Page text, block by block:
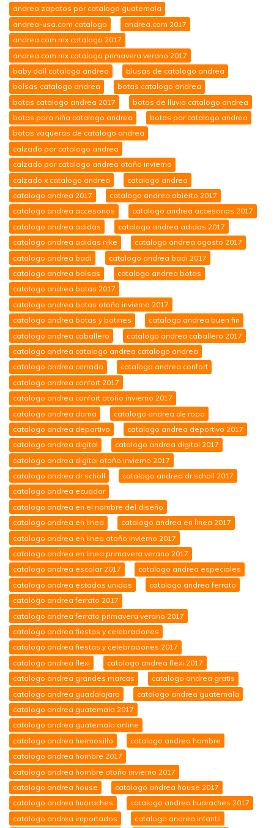
andrea zapatos por catalogo guatemala
andrea-usa.com catalogo
andrea.com 2017
andrea.com.mx catalogo 2017
andrea.com.mx catalogo primavera verano 2017
baby doll catalogo andrea
blusas de catalogo andrea
bolsas catalogo andrea
botas catalogo andrea
botas catalogo andrea 2017
botas de lluvia catalogo andrea
botas para niña catalogo andrea
botas por catalogo andrea
botas vaqueras de catalogo andrea
calzado por catalogo andrea
calzado por catalogo andrea otoño invierno
calzado x catalogo andrea
catalogo andrea
catalogo andrea 2017
catalogo andrea abierto 2017
catalogo andrea accesorios
catalogo andrea accesorios 2017
catalogo andrea adidas
catalogo andrea adidas 2017
catalogo andrea adidas nike
catalogo andrea agosto 2017
catalogo andrea badi
catalogo andrea badi 2017
catalogo andrea bolsas
catalogo andrea botas
catalogo andrea botas 2017
catalogo andrea botas otoño invierno 2017
catalogo andrea botas y botines
catalogo andrea buen fin
catalogo andrea caballero
catalogo andrea caballero 2017
catalogo andrea catalogo andrea catalogo andrea
catalogo andrea cerrado
catalogo andrea confort
catalogo andrea confort 2017
catalogo andrea confort otoño invierno 2017
catalogo andrea dama
catalogo andrea de ropa
catalogo andrea deportivo
catalogo andrea deportivo 2017
catalogo andrea digital
catalogo andrea digital 2017
catalogo andrea digital otoño invierno 2017
catalogo andrea dr scholl
catalogo andrea dr scholl 2017
catalogo andrea ecuador
catalogo andrea en el nombre del diseño
catalogo andrea en linea
catalogo andrea en linea 2017
catalogo andrea en linea otoño invierno 2017
catalogo andrea en linea primavera verano 2017
catalogo andrea escolar 2017
catalogo andrea especiales
catalogo andrea estados unidos
catalogo andrea ferrato
catalogo andrea ferrato 2017
catalogo andrea ferrato primavera verano 2017
catalogo andrea fiestas y celebraciones
catalogo andrea fiestas y celebraciones 2017
catalogo andrea flexi
catalogo andrea flexi 2017
catalogo andrea grandes marcas
catalogo andrea gratis
catalogo andrea guadalajara
catalogo andrea guatemala
catalogo andrea guatemala 2017
catalogo andrea guatemala online
catalogo andrea hermosillo
catalogo andrea hombre
catalogo andrea hombre 2017
catalogo andrea hombre otoño invierno 2017
catalogo andrea house
catalogo andrea house 2017
catalogo andrea huaraches
catalogo andrea huaraches 2017
catalogo andrea importados
catalogo andrea infantil